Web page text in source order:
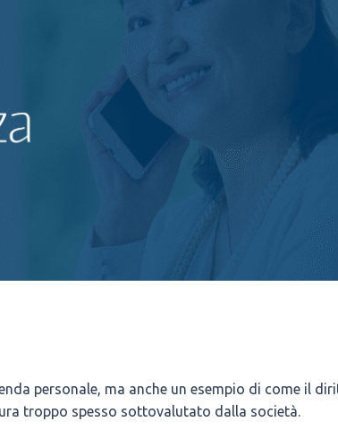
per­so­na­le, ma anche un esem­pio di come il
trop­po spes­so sot­to­va­lu­ta­to dal­la socie­tà.